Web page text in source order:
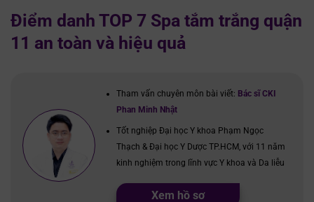
Điểm danh TOP 7 Spa tắm trắng quận
11 an toàn và hiệu quả
Tham vấn chuyên môn bài viết: Bác sĩ CKI
Phan Minh Nhật
Tốt nghiệp Đại học Y khoa Phạm Ngọc
Thạch & Đại học Y Dược TP.HCM, với 11 năm
kinh nghiệm trong lĩnh vực Y khoa và Da liễu
Xem hồ sơ